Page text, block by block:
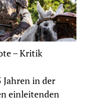
– Kritik
Jahren in der
einleitenden